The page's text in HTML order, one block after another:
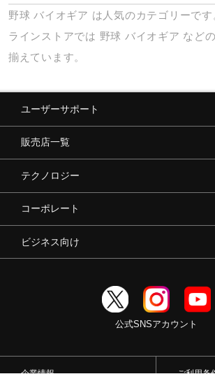
野球 バイオギア は人気のカテゴリーで
ラインストアでは 野球 バイオギア など
揃えています。
ユーザーサポート
販売店一覧
テクノロジー
コーポレート
ビジネス向け
公式SNSアカウント
企業情報 ご利用条